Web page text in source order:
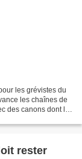
les grévistes du
les chaînes de
des canons dont la
rester